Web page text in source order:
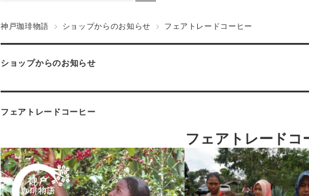
神戸珈琲物語 ショップからのお知らせ フェアトレードコーヒー
ショップからのお知らせ
フェアトレードコーヒー
フェアトレードコ